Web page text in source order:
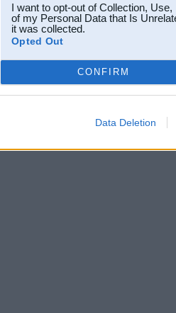
I want to opt-out of Collection,
of my Personal Data that Is
it was collected.
Opted Out
CONFIRM
Data Deletion